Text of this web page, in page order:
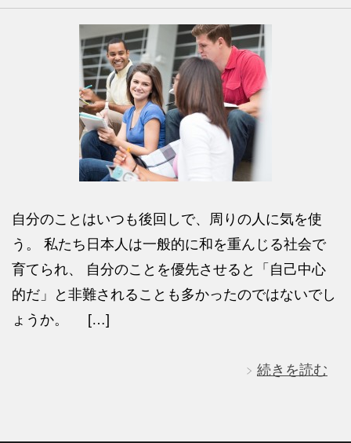
自分のことはいつも後回しで、周りの人に気を使
う。 私たち日本人は一般的に和を重んじる社会で
育てられ、 自分のことを優先させると「自己中心
的だ」と非難されることも多かったのではないでし
ょうか。 […]
続きを読む